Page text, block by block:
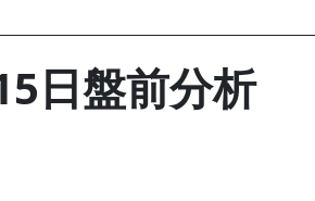
日盤前分析